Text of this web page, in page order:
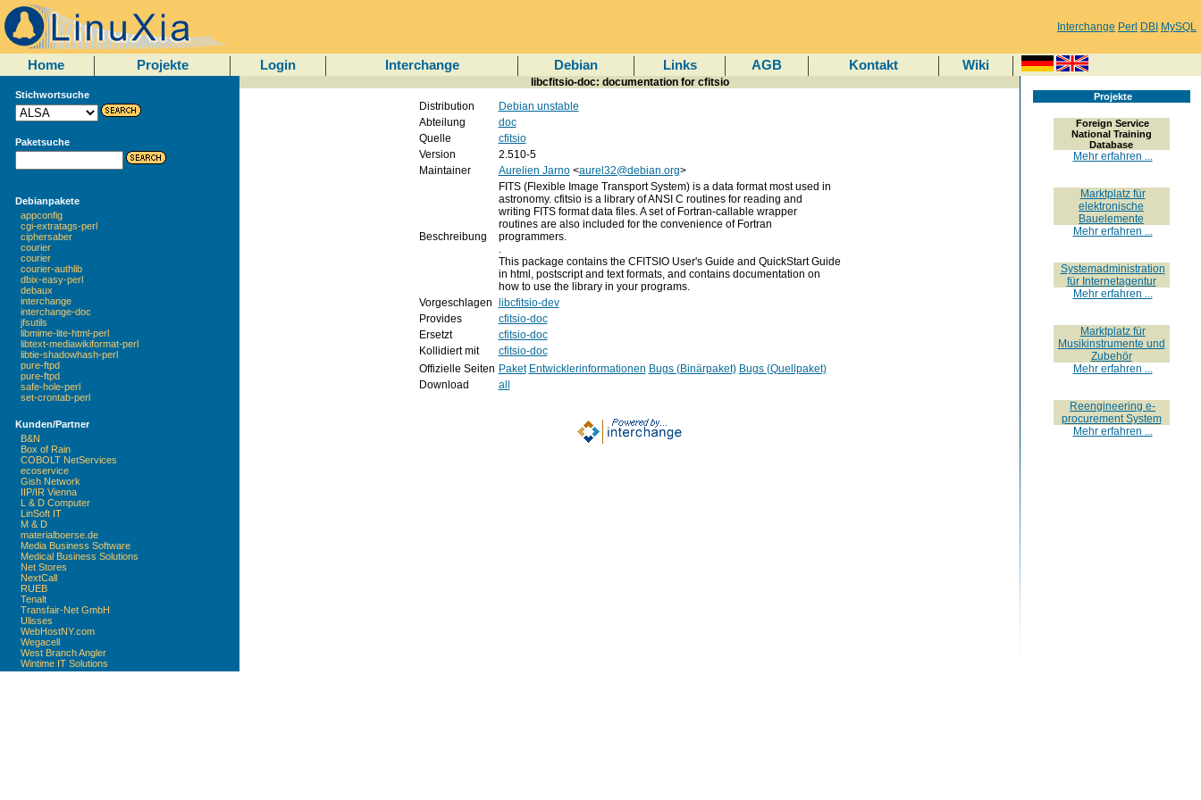
Interchange Perl DBI MySQL
Home Projekte Login Interchange Debian Links AGB Kontakt Wiki
Stichwortsuche
Paketsuche
Debianpakete
appconfig
cgi-extratags-perl
ciphersaber
courier
courier
courier-authlib
dbix-easy-perl
debaux
interchange
interchange-doc
jfsutils
libmime-lite-html-perl
libtext-mediawikiformat-perl
libtie-shadowhash-perl
pure-ftpd
pure-ftpd
safe-hole-perl
set-crontab-perl
Kunden/Partner
B&N
Box of Rain
COBOLT NetServices
ecoservice
Gish Network
IIP/IR Vienna
L & D Computer
LinSoft IT
M & D
materialboerse.de
Media Business Software
Medical Business Solutions
Net Stores
NextCall
RUEB
Tenalt
Transfair-Net GmbH
Ulisses
WebHostNY.com
Wegacell
West Branch Angler
Wintime IT Solutions
libcfitsio-doc: documentation for cfitsio
Distribution
Debian unstable
Abteilung
doc
Quelle
cfitsio
Version
2.510-5
Maintainer
Aurelien Jarno<aurel32@debian.org>
Beschreibung
FITS (Flexible Image Transport System) is a data format most used in
astronomy. cfitsio is a library of ANSI C routines for reading and
writing FITS format data files. A set of Fortran-callable wrapper
routines are also included for the convenience of Fortran
programmers.
.
This package contains the CFITSIO User's Guide and QuickStart Guide
in html, postscript and text formats, and contains documentation on
how to use the library in your programs.
Vorgeschlagen
libcfitsio-dev
Provides
cfitsio-doc
Ersetzt
cfitsio-doc
Kollidiert mit
cfitsio-doc
Offizielle Seiten Paket Entwicklerinformationen Bugs (Binärpaket) Bugs (Quellpaket)
Download
all
Projekte
Foreign Service
National Training
Database
Mehr erfahren ...
Marktplatz für
elektronische
Bauelemente
Mehr erfahren ...
Systemadministration
für Internetagentur
Mehr erfahren ...
Marktplatz für
Musikinstrumente und
Zubehör
Mehr erfahren ...
Reengineering e-
procurement System
Mehr erfahren ...